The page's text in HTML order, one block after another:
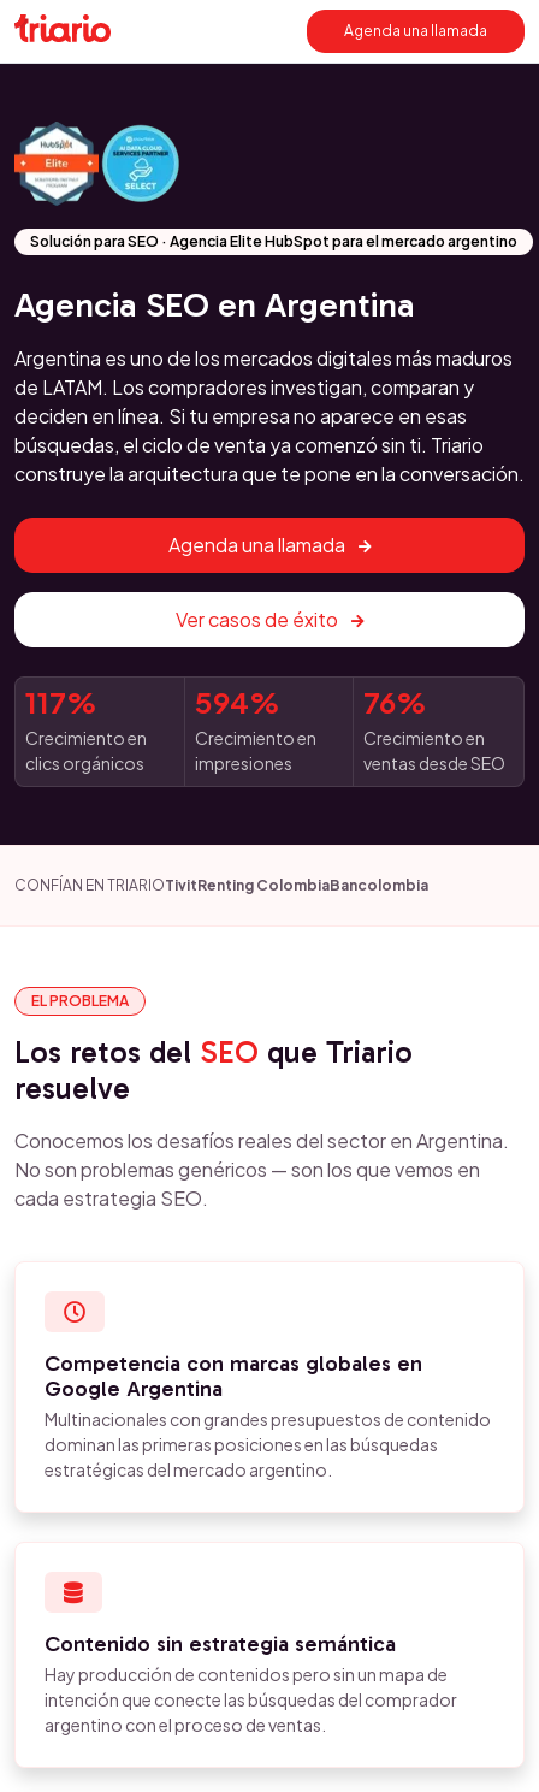
Agenda una llamada
Solución para SEO · Agencia Elite HubSpot para el mercado argentino
Agencia SEO en Argentina
Argentina es uno de los mercados digitales más maduros
de LATAM. Los compradores investigan, comparan y
deciden en línea. Si tu empresa no aparece en esas
búsquedas, el ciclo de venta ya comenzó sin ti. Triario
construye la arquitectura que te pone en la conversación.
Agenda una llamada
Ver casos de éxito
117%
Crecimiento en
clics orgánicos
594%
Crecimiento en
impresiones
76%
Crecimiento en
ventas desde SEO
CONFÍAN EN TRIARIOTivitRenting ColombiaBancolombia
EL PROBLEMA
Los retos del SEO que Triario
resuelve
Conocemos los desafíos reales del sector en Argentina.
No son problemas genéricos — son los que vemos en
cada estrategia SEO.
Competencia con marcas globales en
Google Argentina
Multinacionales con grandes presupuestos de contenido
dominan las primeras posiciones en las búsquedas
estratégicas del mercado argentino.
Contenido sin estrategia semántica
Hay producción de contenidos pero sin un mapa de
intención que conecte las búsquedas del comprador
argentino con el proceso de ventas.